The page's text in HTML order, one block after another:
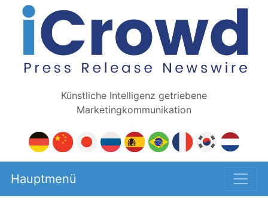
Künstliche Intelligenz getriebene
Marketingkommunikation
Hauptmenü